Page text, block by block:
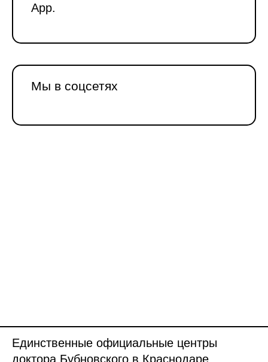
App.
Мы в соцсетях
Единственные официальные центры
доктора Бубновского в Краснодаре